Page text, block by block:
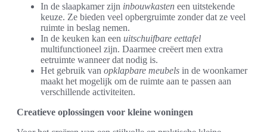
In de slaapkamer zijn inbouwkasten een uitstekende
keuze. Ze bieden veel opbergruimte zonder dat ze veel
ruimte in beslag nemen.
In de keuken kan een uitschuifbare eettafel
multifunctioneel zijn. Daarmee creëert men extra
eetruimte wanneer dat nodig is.
Het gebruik van opklapbare meubels in de woonkamer
maakt het mogelijk om de ruimte aan te passen aan
verschillende activiteiten.
Creatieve oplossingen voor kleine woningen